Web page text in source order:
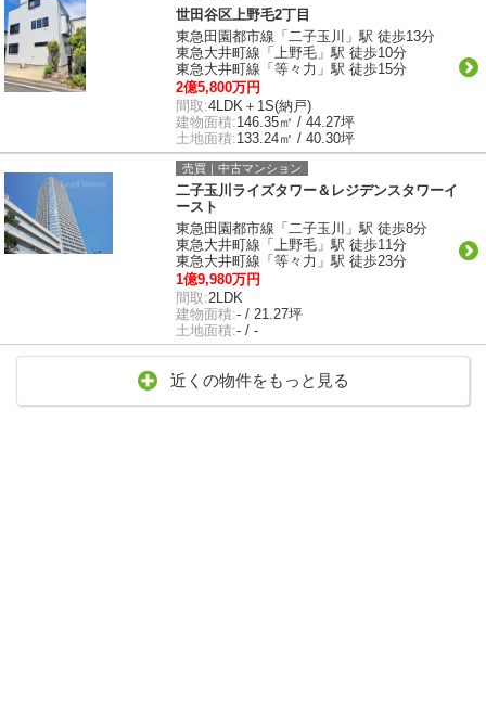
世田谷区上野毛2丁目
東急田園都市線「二子玉川」駅 徒歩13分
東急大井町線「上野毛」駅 徒歩10分
東急大井町線「等々力」駅 徒歩15分
2億5,800万円
間取:4LDK＋1S(納戸)
建物面積:146.35㎡ / 44.27坪
土地面積:133.24㎡ / 40.30坪
売買｜中古マンション
二子玉川ライズタワー＆レジデンスタワーイ
ースト
東急田園都市線「二子玉川」駅 徒歩8分
東急大井町線「上野毛」駅 徒歩11分
東急大井町線「等々力」駅 徒歩23分
1億9,980万円
間取:2LDK
建物面積:- / 21.27坪
土地面積:- / -
近くの物件をもっと見る